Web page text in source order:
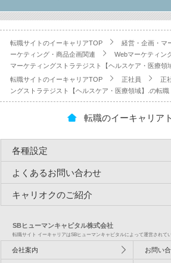
転職サイトのイーキャリアTOP 経営・企画・マ
ーケティング・商品企画関連
Webマーケティン
マーケティングストラテジスト【ヘルスケア・医療領
転職サイトのイーキャリアTOP
正社員 正
ングストラテジスト【ヘルスケア・医療領域】.の転職
転職のイーキャリア
各種設定
よくあるお問い合わせ
キャリオクのご紹介
SBヒューマンキャピタル株式会社
転職サイト イーキャリアはSBヒューマンキャピタルによって運営されてい
会社案内 お問い